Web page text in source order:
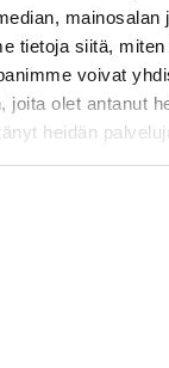
mainosalan
tietoja siitä,
voivat
joita olet antanut
heidän
OSTOSKORIIN
näytepala kankaasta